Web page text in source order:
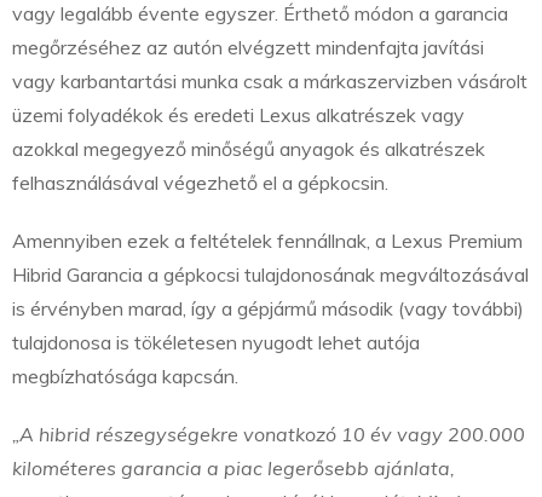
vagy legalább évente egyszer. Érthető módon a garancia
megőrzéséhez az autón elvégzett mindenfajta javítási
vagy karbantartási munka csak a márkaszervizben vásárolt
üzemi folyadékok és eredeti Lexus alkatrészek vagy
azokkal megegyező minőségű anyagok és alkatrészek
felhasználásával végezhető el a gépkocsin.
Amennyiben ezek a feltételek fennállnak, a Lexus Premium
Hibrid Garancia a gépkocsi tulajdonosának megváltozásával
is érvényben marad, így a gépjármű második (vagy további)
tulajdonosa is tökéletesen nyugodt lehet autója
megbízhatósága kapcsán.
„A hibrid részegységekre vonatkozó 10 év vagy 200.000
kilométeres garancia a piac legerősebb ajánlata,